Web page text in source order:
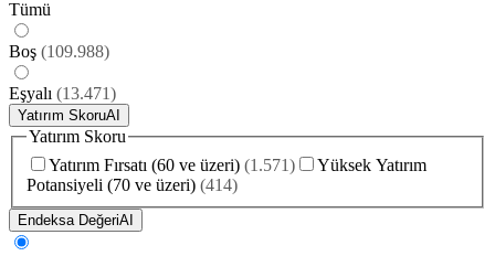
Tümü
Boş (109.988)
Eşyalı (13.471)
Yatırım SkoruAI
Yatırım Skoru
Yatırım Fırsatı (60 ve üzeri) (1.571)
Yüksek Yatırım
Potansiyeli (70 ve üzeri) (414)
Endeksa DeğeriAI